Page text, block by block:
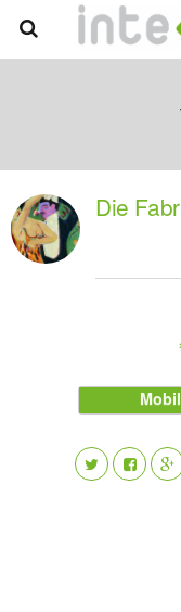
Die
Mobil